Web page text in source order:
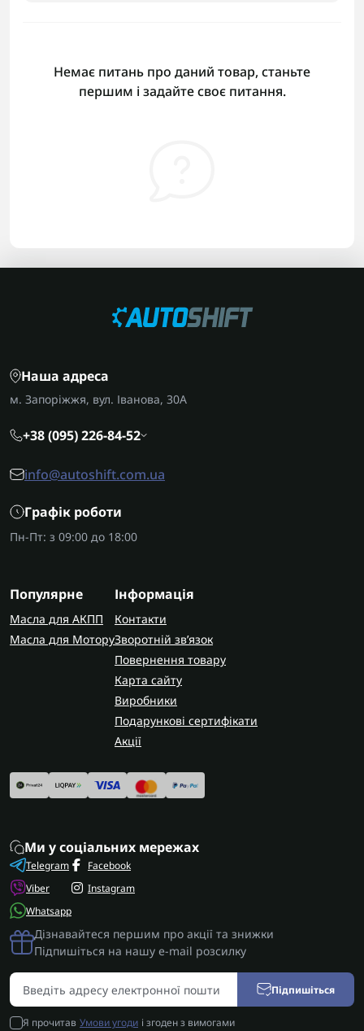
Немає питань про даний товар, станьте
першим і задайте своє питання.
Наша адреса
м. Запоріжжя, вул. Іванова, 30А
+38 (095) 226-84-52
info@autoshift.com.ua
Графік роботи
Пн-Пт: з 09:00 до 18:00
Популярне
Масла для АКПП
Масла для Мотору
Інформація
Контакти
Зворотній зв’язок
Повернення товару
Карта сайту
Виробники
Подарункові сертифікати
Акції
Ми у соціальних мережах
Telegram
Viber
Whatsapp
Facebook
Instagram
Дізнавайтеся першим про акції та знижки
Підпишіться на нашу e-mail розсилку
Підпишіться
Я прочитав Умови угоди і згоден з вимогами